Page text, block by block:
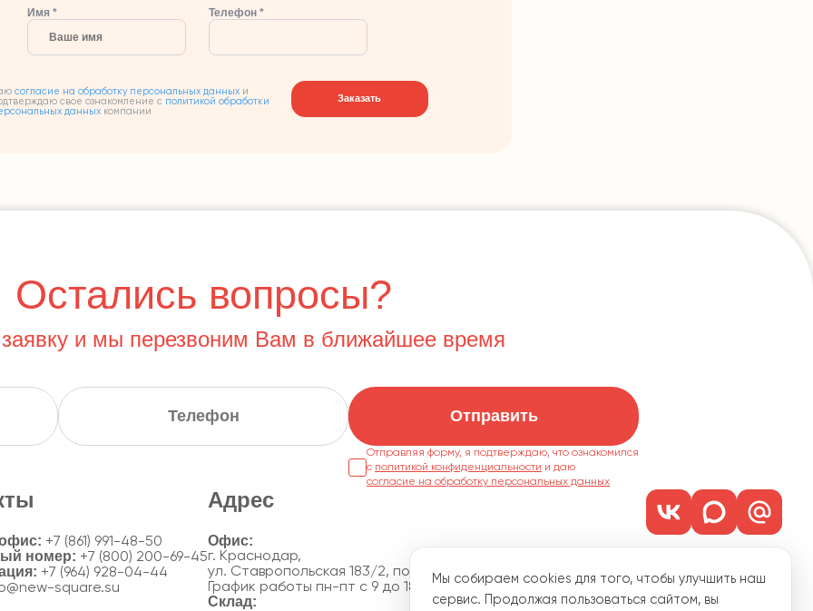
Имя * Телефон *
согласие на обработку персональных данных и
свое ознакомление с политикой обработки
данных компании
Заказать
Остались вопросы?
заявку и мы перезвоним Вам в ближайшее время
Отправить
Отправляя форму, я подтверждаю, что ознакомился
с политикой конфиденциальности
согласие на обработку персональных данных
+7 (861) 991-48-50
номер: +7 (800) 200-69-45
+7 (964) 928-04-44
square.su
Адрес
г. Краснодар,
ул. Ставропольская 183/2, пом. 1101
График работы пн-пт с 9 до 18
Мы собираем cookies для того, чтобы улучшить наш
сервис. Продолжая пользоваться сайтом, вы